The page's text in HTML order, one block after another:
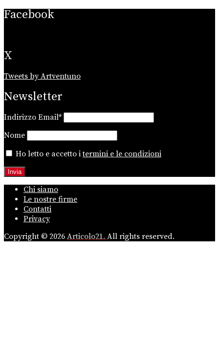
Facebook
X
Tweets by Artventuno
Newsletter
Indirizzo Email*
Nome
Ho letto e accetto itermini e le condizioni
Chi siamo
Le nostre firme
Contatti
Privacy
Copyright © 2026 Articolo21. All rights reserved.